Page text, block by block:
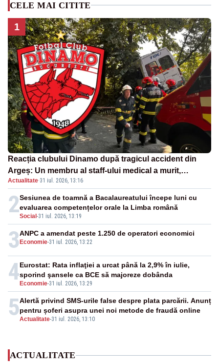
CELE MAI CITITE
1
Reacția clubului Dinamo după tragicul accident din
Argeș: Un membru al staff-ului medical a murit,
antrenorul Adrian Ropotan este în spital
Actualitate·31 iul. 2026, 13:16
2Social -31 iul. 2026, 13:19
Sesiunea de toamnă a Bacalaureatului începe luni cu
evaluarea competențelor orale la Limba română
3 Economie-31 iul. 2026, 13:22
ANPC a amendat peste 1.250 de operatori economici
4 Economie-31 iul. 2026, 13:29
Eurostat: Rata inflaţiei a urcat până la 2,9% în iulie,
sporind şansele ca BCE să majoreze dobânda
5Actualitate-31 iul. 2026, 13:10
Alertă privind SMS-urile false despre plata parcării. Anunț
pentru șoferi asupra unei noi metode de fraudă online
ACTUALITATE